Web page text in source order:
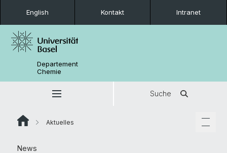
English Kontakt Intranet
Departement
Chemie
Suche
Aktuelles
News